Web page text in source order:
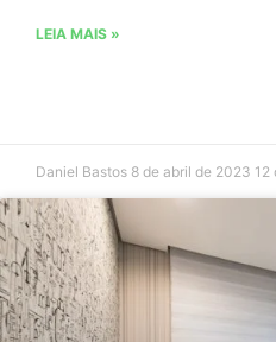
LEIA MAIS »
Daniel Bastos 8 de abril de 2023 12